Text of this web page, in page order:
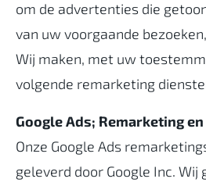
om de advertenties die
van uw voorgaande
Wij maken, met uw
volgende remarketing
Google Ads; Remarketing
Onze Google Ads
geleverd door Google Inc. Wij